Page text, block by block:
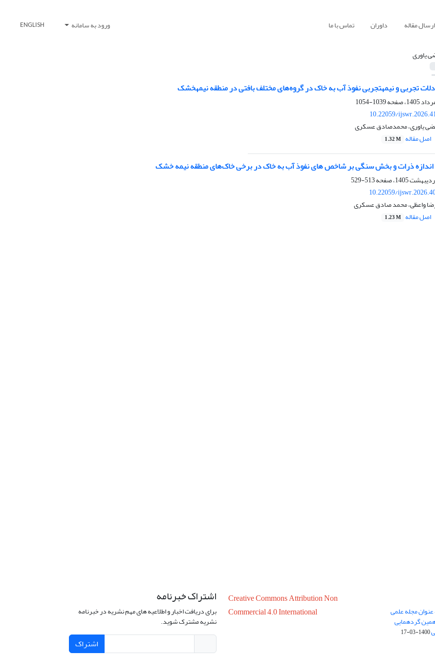
ارسال مقاله داوران تماس با ما ورود به سامانه ENGLISH
یاوری
تجربی و نیمه‏تجربی نفوذ آب به خاک در گروه‌های مختلف بافتی در منطقه نیمه‏خشک
1039-1054
10.22059/
یاوری، محمدصادق عسکری
اصل مقاله 1.32 M
اندازه ذرات و بخش سنگی بر شاخص ‏های نفوذ آب به خاک در برخی خاک‌های منطقه نیمه‏ خشک
513-529
10.22059/
واعظی، محمد صادق عسکری
اصل مقاله 1.23 M
مجله علمی
1399 در پانزدهمین گردهمایی
1400-03-17
Creative Commons Attribution Non
Commercial 4.0 International
اشتراک خبرنامه
برای دریافت اخبار و اطلاعیه های مهم نشریه در خبرنامه
نشریه مشترک شوید.
اشتراک